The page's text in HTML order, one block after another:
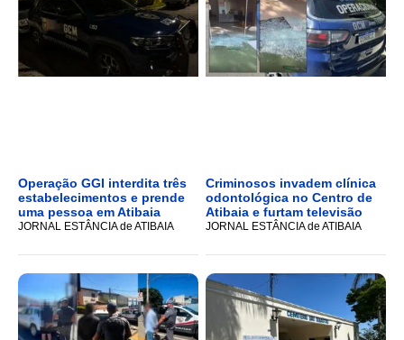
Operação GGI interdita três
estabelecimentos e prende
uma pessoa em Atibaia
JORNAL ESTÂNCIA de ATIBAIA
Criminosos invadem clínica
odontológica no Centro de
Atibaia e furtam televisão
JORNAL ESTÂNCIA de ATIBAIA